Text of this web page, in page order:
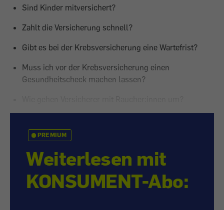
Sind Kinder mitversichert?
Zahlt die Versicherung schnell?
Gibt es bei der Krebsversicherung eine Wartefrist?
Muss ich vor der Krebsversicherung einen
Gesundheitscheck machen lassen?
PREMIUM
Weiterlesen mit
KONSUMENT-Abo: